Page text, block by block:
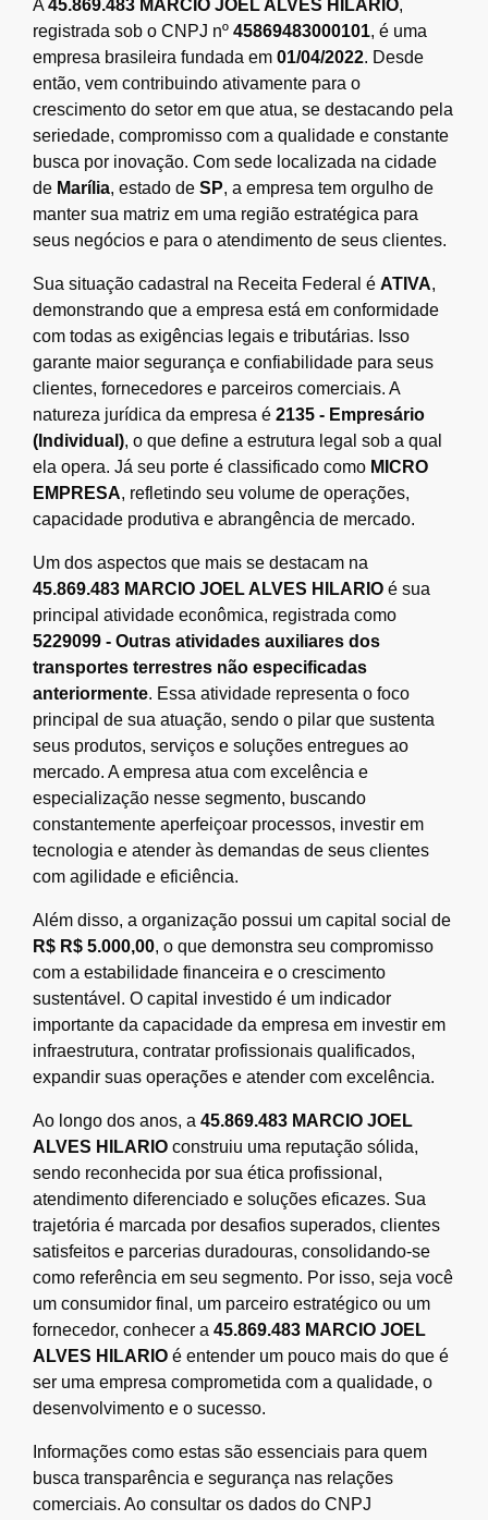
A45.869.483 MARCIO JOEL ALVES HILARIO,
registrada sob o CNPJ nº 45869483000101, é uma
empresa brasileira fundada em 01/04/2022. Desde
então, vem contribuindo ativamente para o
crescimento do setor em que atua, se destacando pela
seriedade, compromisso com a qualidade e constante
busca por inovação. Com sede localizada na cidade
de Marília, estado de SP, a empresa tem orgulho de
manter sua matriz em uma região estratégica para
seus negócios e para o atendimento de seus clientes.
Sua situação cadastral na Receita Federal é ATIVA,
demonstrando que a empresa está em conformidade
com todas as exigências legais e tributárias. Isso
garante maior segurança e confiabilidade para seus
clientes, fornecedores e parceiros comerciais. A
natureza jurídica da empresa é 2135 - Empresário
(Individual), o que define a estrutura legal sob a qual
ela opera. Já seu porte é classificado como MICRO
EMPRESA, refletindo seu volume de operações,
capacidade produtiva e abrangência de mercado.
Um dos aspectos que mais se destacam na
45.869.483 MARCIO JOEL ALVES HILARIO é sua
principal atividade econômica, registrada como
5229099 - Outras atividades auxiliares dos
transportes terrestres não especificadas
anteriormente. Essa atividade representa o foco
principal de sua atuação, sendo o pilar que sustenta
seus produtos, serviços e soluções entregues ao
mercado. A empresa atua com excelência e
especialização nesse segmento, buscando
constantemente aperfeiçoar processos, investir em
tecnologia e atender às demandas de seus clientes
com agilidade e eficiência.
Além disso, a organização possui um capital social de
R$ R$ 5.000,00, o que demonstra seu compromisso
com a estabilidade financeira e o crescimento
sustentável. O capital investido é um indicador
importante da capacidade da empresa em investir em
infraestrutura, contratar profissionais qualificados,
expandir suas operações e atender com excelência.
Ao longo dos anos, a 45.869.483 MARCIO JOEL
ALVES HILARIO construiu uma reputação sólida,
sendo reconhecida por sua ética profissional,
atendimento diferenciado e soluções eficazes. Sua
trajetória é marcada por desafios superados, clientes
satisfeitos e parcerias duradouras, consolidando-se
como referência em seu segmento. Por isso, seja você
um consumidor final, um parceiro estratégico ou um
fornecedor, conhecer a 45.869.483 MARCIO JOEL
ALVES HILARIO é entender um pouco mais do que é
ser uma empresa comprometida com a qualidade, o
desenvolvimento e o sucesso.
Informações como estas são essenciais para quem
busca transparência e segurança nas relações
comerciais. Ao consultar os dados do CNPJ